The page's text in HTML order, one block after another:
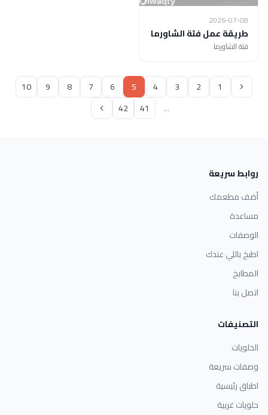
2026-07-08
طريقة عمل فتة الشاورما
فتة الشاورما
1
2
3
4
5
6
7
8
9
10
...
41
42
روابط سريعة
أضف مطعمك
مساعدة
الوصفات
اطبخ باللي عندك
المطابخ
اتصل بنا
التصنيفات
الحلويات
وصفات سريعة
اطباق رئيسية
حلويات غربية